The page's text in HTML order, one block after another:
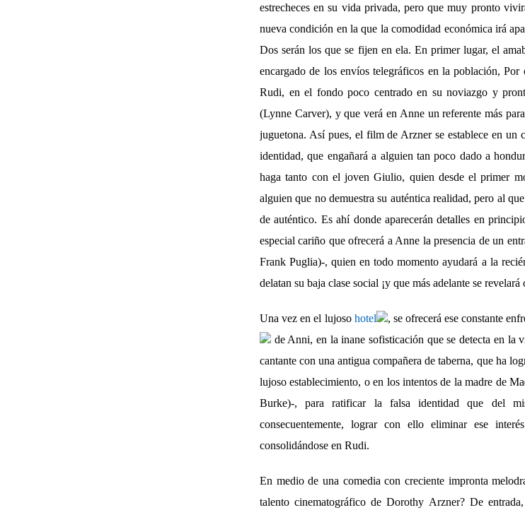
estrecheces en su vida privada, pero que muy pronto
nueva condición en la que la comodidad económica irá
Dos serán los que se fijen en ela. En primer lugar, el
encargado de los envíos telegráficos en la población,
Rudi, en el fondo poco centrado en su noviazgo y
(Lynne Carver), y que verá en Anne un referente más
juguetona. Así pues, el film de Arzner se establece en un
identidad, que engañará a alguien tan poco dado a
haga tanto con el joven Giulio, quien desde el primer
alguien que no demuestra su auténtica realidad, pero al
de auténtico. Es ahí donde aparecerán detalles en
especial cariño que ofrecerá a Anne la presencia de un
Frank Puglia)-, quien en todo momento ayudará a la
delatan su baja clase social ¡y que más adelante se
Una vez en el lujosohotel , se ofrecerá ese constante
de Anni, en la inane sofisticación que se detecta en la
cantante con una antigua compañera de taberna, que ha
lujoso establecimiento, o en los intentos de la madre de
Burke)-, para ratificar la falsa identidad que del
consecuentemente, lograr con ello eliminar ese
consolidándose en Rudi.
En medio de una comedia con creciente impronta
talento cinematográfico de Dorothy Arzner? De